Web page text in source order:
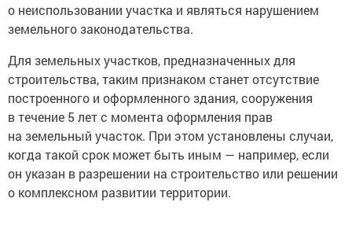
о неиспользовании участка и являться нарушением
земельного законодательства.
Для земельных участков, предназначенных для
строительства, таким признаком станет отсутствие
построенного и оформленного здания, сооружения
в течение 5 лет с момента оформления прав
на земельный участок. При этом установлены случаи,
когда такой срок может быть иным — например, если
он указан в разрешении на строительство или решении
о комплексном развитии территории.